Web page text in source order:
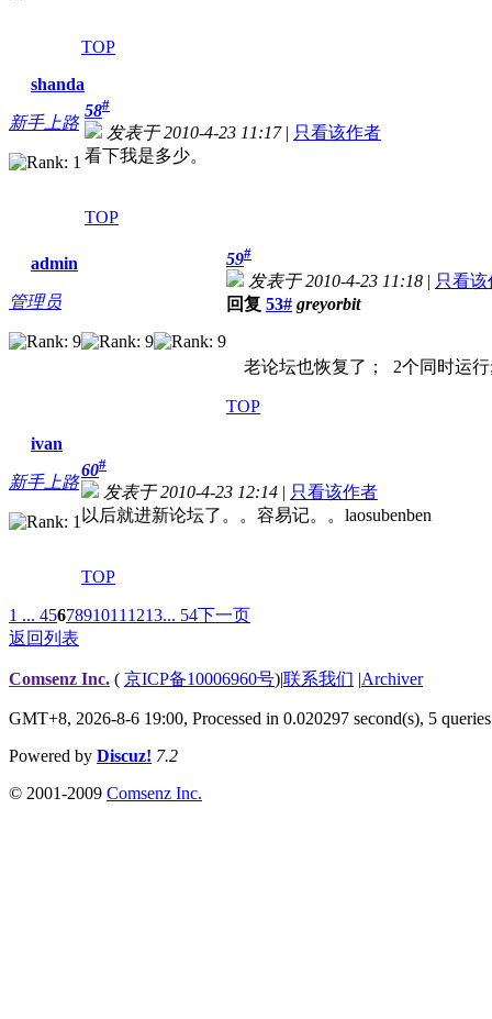
TOP
shanda
新手上路
58#
发表于 2010-4-23 11:17| 只看该作者
看下我是多少。
TOP
admin
管理员
59#
发表于 2010-4-23 11:18 | 只看该
回复 53# greyorbit
老论坛也恢复了； 2个同时运行
TOP
ivan
新手上路
60#
发表于 2010-4-23 12:14 | 只看该作者
以后就进新论坛了。。容易记。。laosubenben
TOP
1 ... 4567891011 1213... 54下一页
返回列表
Comsenz Inc. ( 京ICP备10006960号)|联系我们 |Archiver
GMT+8, 2026-8-6 19:00, Processed in 0.020297 second(s), 5 queries
Powered by Discuz! 7.2
© 2001-2009 Comsenz Inc.